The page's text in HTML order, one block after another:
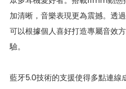
加清晰，音樂表現更為震撼。透
可以根據個人喜好打造專屬音效
驗。
藍牙5.0技術的支援使得多點連線